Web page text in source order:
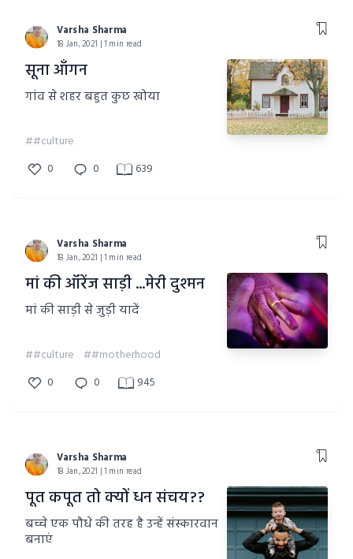
Varsha Sharma
18 Jan, 2021 | 1 min read
सूना आँगन
गांव से शहर बहुत कुछ खोया
##culture
0
0 639
Varsha Sharma
18 Jan, 2021 | 1 min read
मां की ऑरेंज साड़ी ...मेरी दुश्मन
मां की साड़ी से जुड़ी यादें
##culture ##motherhood
0
0 945
Varsha Sharma
18 Jan, 2021 | 1 min read
पूत कपूत तो क्यों धन संचय??
बच्चे एक पौधे की तरह है उन्हें संस्कारवान
बनाएं